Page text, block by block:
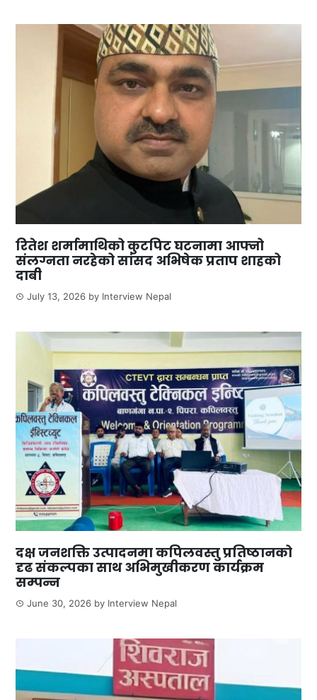
रितेश शर्मामाथिको कुटपिट घटनामा आफ्नो
संलग्नता नरहेको सांसद अभिषेक प्रताप शाहको
दाबी
July 13, 2026 by Interview Nepal
दक्ष जनशक्ति उत्पादनमा कपिलवस्तु प्रतिष्ठानको
दृढ संकल्पका साथ अभिमुखीकरण कार्यक्रम
सम्पन्न
June 30, 2026 by Interview Nepal